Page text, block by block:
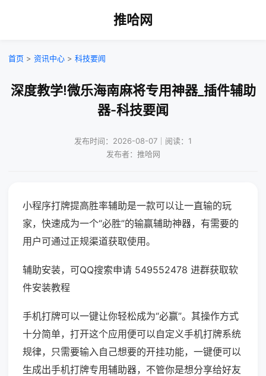
推哈网
首页 > 资讯中心 > 科技要闻
深度教学!微乐海南麻将专用神器_插件辅助
器-科技要闻
发布时间：2026-08-07｜阅读：1
发布者：推哈网
小程序打牌提高胜率辅助是一款可以让一直输的玩
家，快速成为一个“必胜”的输赢辅助神器，有需要的
用户可通过正规渠道获取使用。
辅助安装，可QQ搜索申请 549552478 进群获取软
件安装教程
手机打牌可以一键让你轻松成为“必赢”。其操作方式
十分简单，打开这个应用便可以自定义手机打牌系统
规律，只需要输入自己想要的开挂功能，一键便可以
生成出手机打牌专用辅助器，不管你是想分享给好友